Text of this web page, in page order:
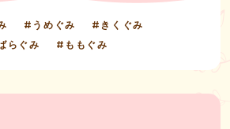
うめぐみ
きくぐみ
らぐみ ももぐみ